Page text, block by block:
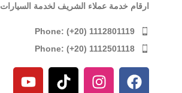
ارقام خدمة عملاء الشريف لخدمة السيارات
Phone: (+20) 1112801119
Phone: (+20) 1112501118